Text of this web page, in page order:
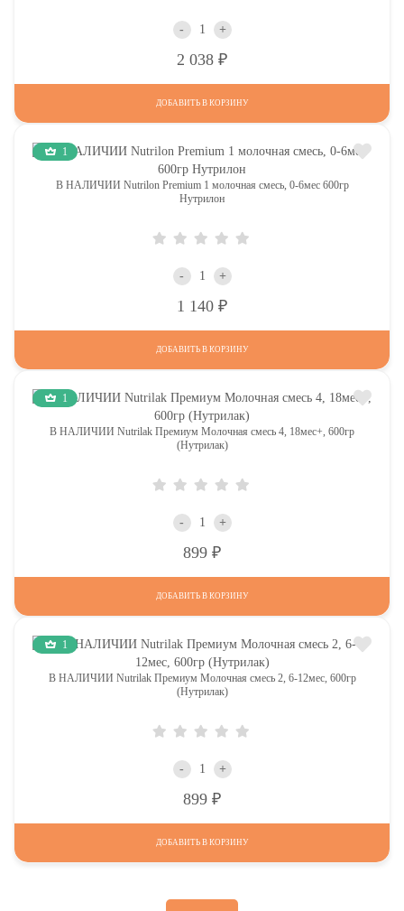
- +
2 038
ДОБАВИТЬ В КОРЗИНУ
1
В НАЛИЧИИ Nutrilon Premium 1 молочная смесь, 0-6мес 600гр
Нутрилон
- +
1 140
ДОБАВИТЬ В КОРЗИНУ
1
В НАЛИЧИИ Nutrilak Премиум Молочная смесь 4, 18мес+, 600гр
(Нутрилак)
- +
899
ДОБАВИТЬ В КОРЗИНУ
1
В НАЛИЧИИ Nutrilak Премиум Молочная смесь 2, 6-12мес, 600гр
(Нутрилак)
- +
899
ДОБАВИТЬ В КОРЗИНУ